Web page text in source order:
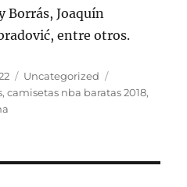
Borrás, Joaquín
entre otros.
Categorías
Uncategorized
,camisetas nba baratas 2018,